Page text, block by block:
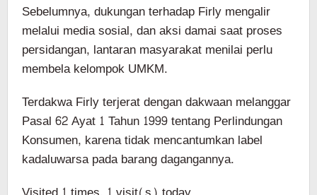
Sebelumnya, dukungan terhadap Firly mengalir
melalui media sosial, dan aksi damai saat proses
persidangan, lantaran masyarakat menilai perlu
membela kelompok UMKM.
Terdakwa Firly terjerat dengan dakwaan melanggar
Pasal 62 Ayat 1 Tahun 1999 tentang Perlindungan
Konsumen, karena tidak mencantumkan label
kadaluwarsa pada barang dagangannya.